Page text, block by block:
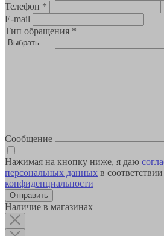
Телефон *
E-mail
Тип обращения *
Сообщение
Нажимая на кнопку ниже, я даю
персональных данных в
конфиденциальности
Наличие в магазинах